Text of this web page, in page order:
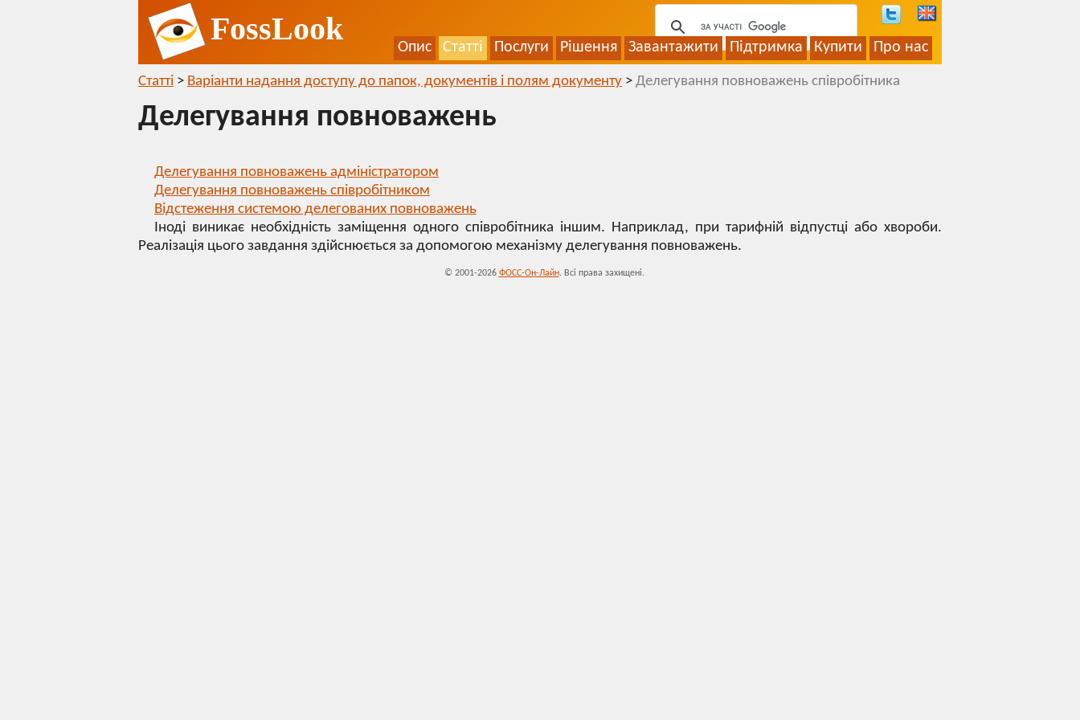
FossLook
Опис Статті Послуги Рішення Завантажити Підтримка Купити Про нас
Статті > Варіанти надання доступу до папок, документів і полям документу > Делегування повноважень співробітника
Делегування повноважень
Делегування повноважень адміністратором
Делегування повноважень співробітником
Відстеження системою делегованих повноважень
Іноді виникає необхідність заміщення одного співробітника іншим. Наприклад, при тарифній відпустці або хвороби.
Реалізація цього завдання здійснюється за допомогою механізму делегування повноважень.
© 2001-2026 ФОСС-Он-Лайн. Всі права захищені.